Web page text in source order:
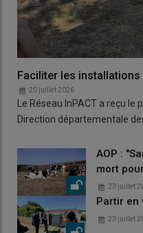
Faciliter les installations
20 juillet 2026
Le Réseau InPACT a reçu
Direction départementale
AOP :
mort
23 juillet
Partir en
23 juillet